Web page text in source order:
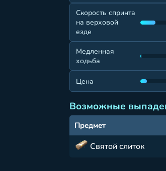
Скорость спринта
на верховой
езде
Медленная
ходьба
Цена
Возможные
Предмет
Святой слиток